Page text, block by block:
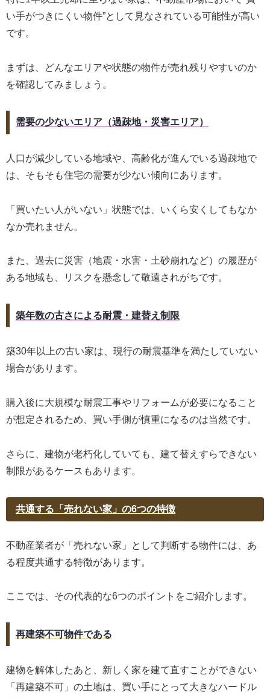
い手がつきにくい物件”として見なされている可能性が高い
です。
まずは、どんなエリアや状態の物件が売れ残りやすいのか
を確認してみましょう。
需要の少ないエリア（過疎地・災害エリア）
人口が減少している地域や、高齢化が進んでいる過疎地で
は、そもそも住宅の需要が少ない傾向にあります。
「買いたい人がいない」状態では、いくら安くしてもなか
なか売れません。
また、過去に災害（地震・水害・土砂崩れなど）の履歴が
ある地域も、リスクを懸念して敬遠されがちです。
築年数の古さによる耐震・建替え制限
築30年以上の古い家は、現行の耐震基準を満たしていない
場合があります。
購入後に大規模な耐震工事やリフォームが必要になること
が想定されるため、買い手側が慎重になるのは当然です。
さらに、建物が老朽化していても、建て替えすらできない
制限があるケースもあります。
共通する「売れない家」の6つの特徴
不動産業者が「売れない家」として判断する物件には、あ
る程度共通する特徴があります。
ここでは、その代表的な6つのポイントをご紹介します。
再建築不可物件である
建物を解体したあと、新しく家を建て直すことができない
「再建築不可」の土地は、買い手にとって大きなハードル